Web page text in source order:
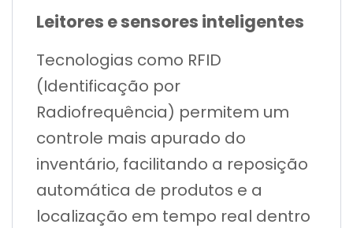
Leitores e sensores inteligentes
Tecnologias como RFID
(Identificação por
Radiofrequência) permitem um
controle mais apurado do
inventário, facilitando a reposição
automática de produtos e a
localização em tempo real dentro